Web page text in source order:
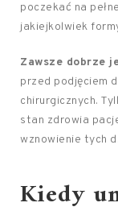
poczekać na
jakiejkolwiek
Zawsze dobrze
przed podjęciem
chirurgicznych.
stan zdrowia
wznowienie tych
Kiedy